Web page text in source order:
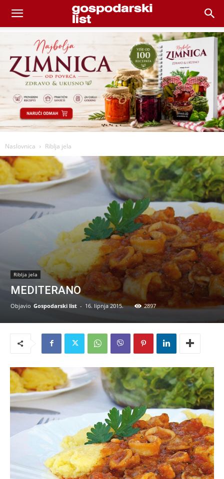
Naslovnica Riblja jela
Riblja jela
MEDITERANO
Objavio Gospodarski list - 16. lipnja 2015. 2897